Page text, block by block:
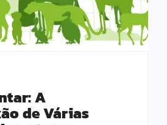
A
de Várias